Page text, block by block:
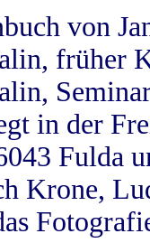
von
früher
in der
Fulda
Krone,